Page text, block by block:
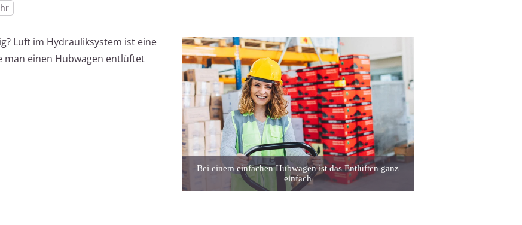
Luft im Hydrauliksystem ist eine
man einen Hubwagen entlüftet
Bei einem einfachen Hubwagen ist das Entlüften ganz
einfach